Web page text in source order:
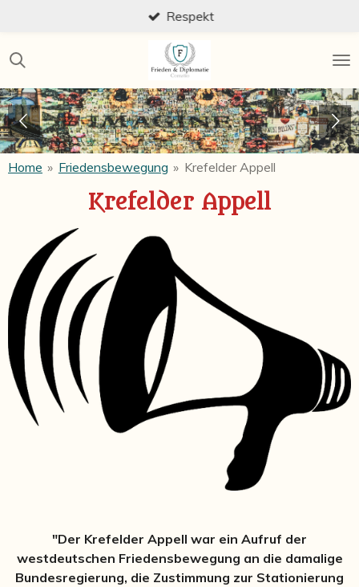
springen
Respekt
Home » Friedensbewegung » Krefelder Appell
Krefelder Appell
"Der Krefelder Appell war ein Aufruf der
westdeutschen Friedensbewegung an die damalige
Bundesregierung, die Zustimmung zur Stationierung